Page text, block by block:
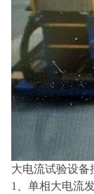
大电流试验设备
1、单相大电流